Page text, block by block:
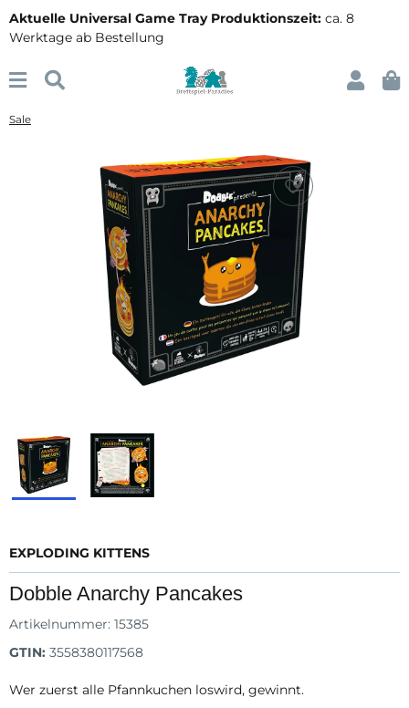
Aktuelle Universal Game Tray Produktionszeit: ca. 8
Werktage ab Bestellung
Sale
EXPLODING KITTENS
Dobble Anarchy Pancakes
Artikelnummer: 15385
GTIN: 3558380117568
Wer zuerst alle Pfannkuchen loswird, gewinnt.